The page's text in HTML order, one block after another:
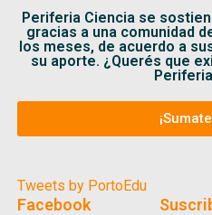
Periferia Ciencia se
gracias a una comunidad
los meses, de acuerdo a
su aporte. ¿Querés que
Tweets by PortoEdu
Facebook